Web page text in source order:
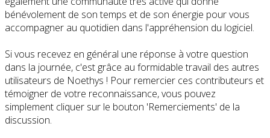
bénévolement de son temps et de son énergie pour vous
accompagner au quotidien dans l'appréhension du logiciel.
Si vous recevez en général une réponse à votre question
dans la journée, c'est grâce au formidable travail des autres
utilisateurs de Noethys ! Pour remercier ces contributeurs et
témoigner de votre reconnaissance, vous pouvez
simplement cliquer sur le bouton 'Remerciements' de la
discussion.